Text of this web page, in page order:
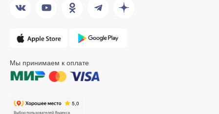
Мы принимаем к оплате